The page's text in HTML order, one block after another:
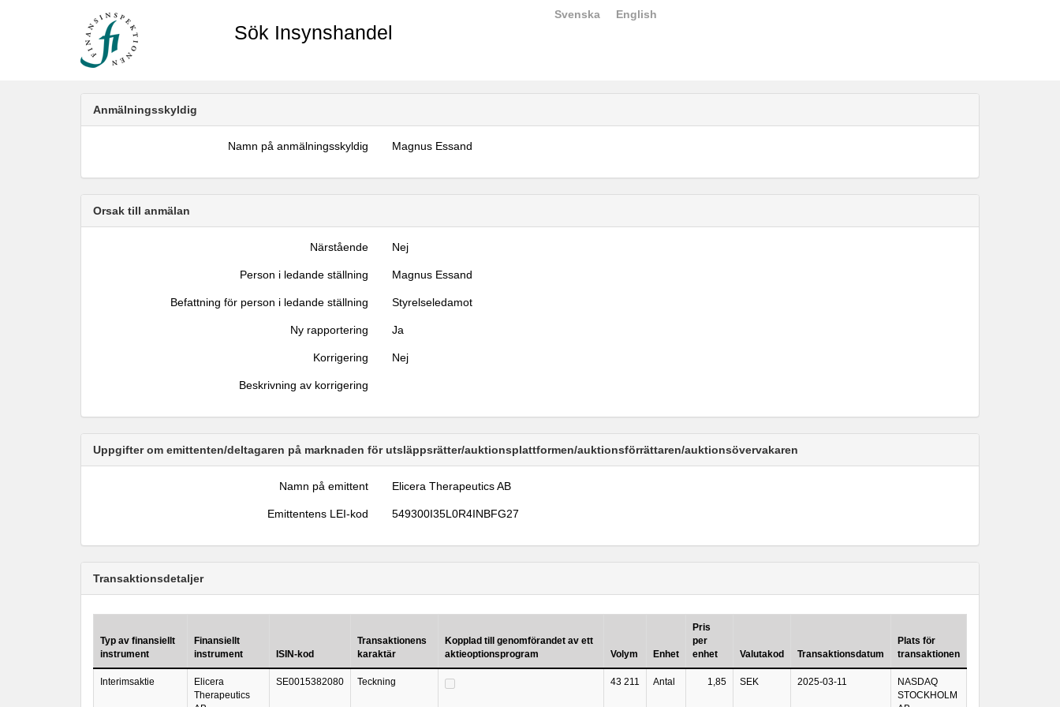
Sök Insynshandel
Svenska English
Anmälningsskyldig
Namn på anmälningsskyldig Magnus Essand
Orsak till anmälan
Närstående Nej
Person i ledande ställning Magnus Essand
Befattning för person i ledande ställning Styrelseledamot
Ny rapportering Ja
Korrigering Nej
Beskrivning av korrigering
Uppgifter om emittenten/deltagaren på marknaden för utsläppsrätter/auktionsplattformen/auktionsförrättaren/auktionsövervakaren
Namn på emittent Elicera Therapeutics AB
Emittentens LEI-kod 549300I35L0R4INBFG27
Transaktionsdetaljer
Typ av finansiellt
instrument
Finansiellt
instrument
ISIN-kod
Transaktionens
karaktär
Kopplad till genomförandet av ett
aktieoptionsprogram
Volym Enhet
Pris
per
enhet
Valutakod Transaktionsdatum
Plats för
transaktionen
Interimsaktie
Elicera
Therapeutics
SE0015382080 Teckning 43 211 Antal 1,85 SEK 2025-03-11
NASDAQ
STOCKHOLM